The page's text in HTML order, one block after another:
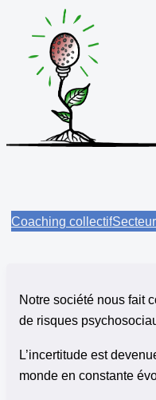
contenu
Coaching collectif
Notre société nous fait
de risques
L’incertitude est
monde en constante